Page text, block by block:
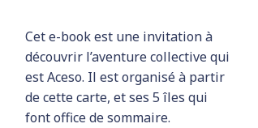
Cet e-book est une invitation à
découvrir l’aventure collective qui
est Aceso. Il est organisé à partir
de cette carte, et ses 5 îles qui
font office de sommaire.